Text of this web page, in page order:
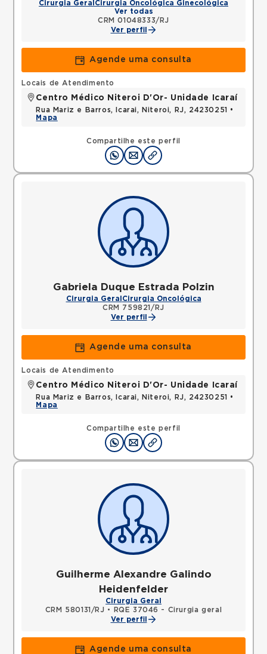
Cirurgia Geral Cirurgia Oncológica Ginecológica
Ver todas
CRM 01048333/RJ
Ver perfil
Agende uma consulta
Compartilhe este perfil
Locais de Atendimento
Centro Médico Niteroi D'Or- Unidade Icaraí
Rua Mariz e Barros, Icarai, Niteroi, RJ, 24230251 •
Mapa
Gabriela Duque Estrada Polzin
Cirurgia Geral Cirurgia Oncológica
CRM 759821/RJ
Ver perfil
Agende uma consulta
Compartilhe este perfil
Locais de Atendimento
Centro Médico Niteroi D'Or- Unidade Icaraí
Rua Mariz e Barros, Icarai, Niteroi, RJ, 24230251 •
Mapa
Guilherme Alexandre Galindo
Heidenfelder
Cirurgia Geral
CRM 580131/RJ •
RQE 37046 - Cirurgia geral
Ver perfil
Agende uma consulta